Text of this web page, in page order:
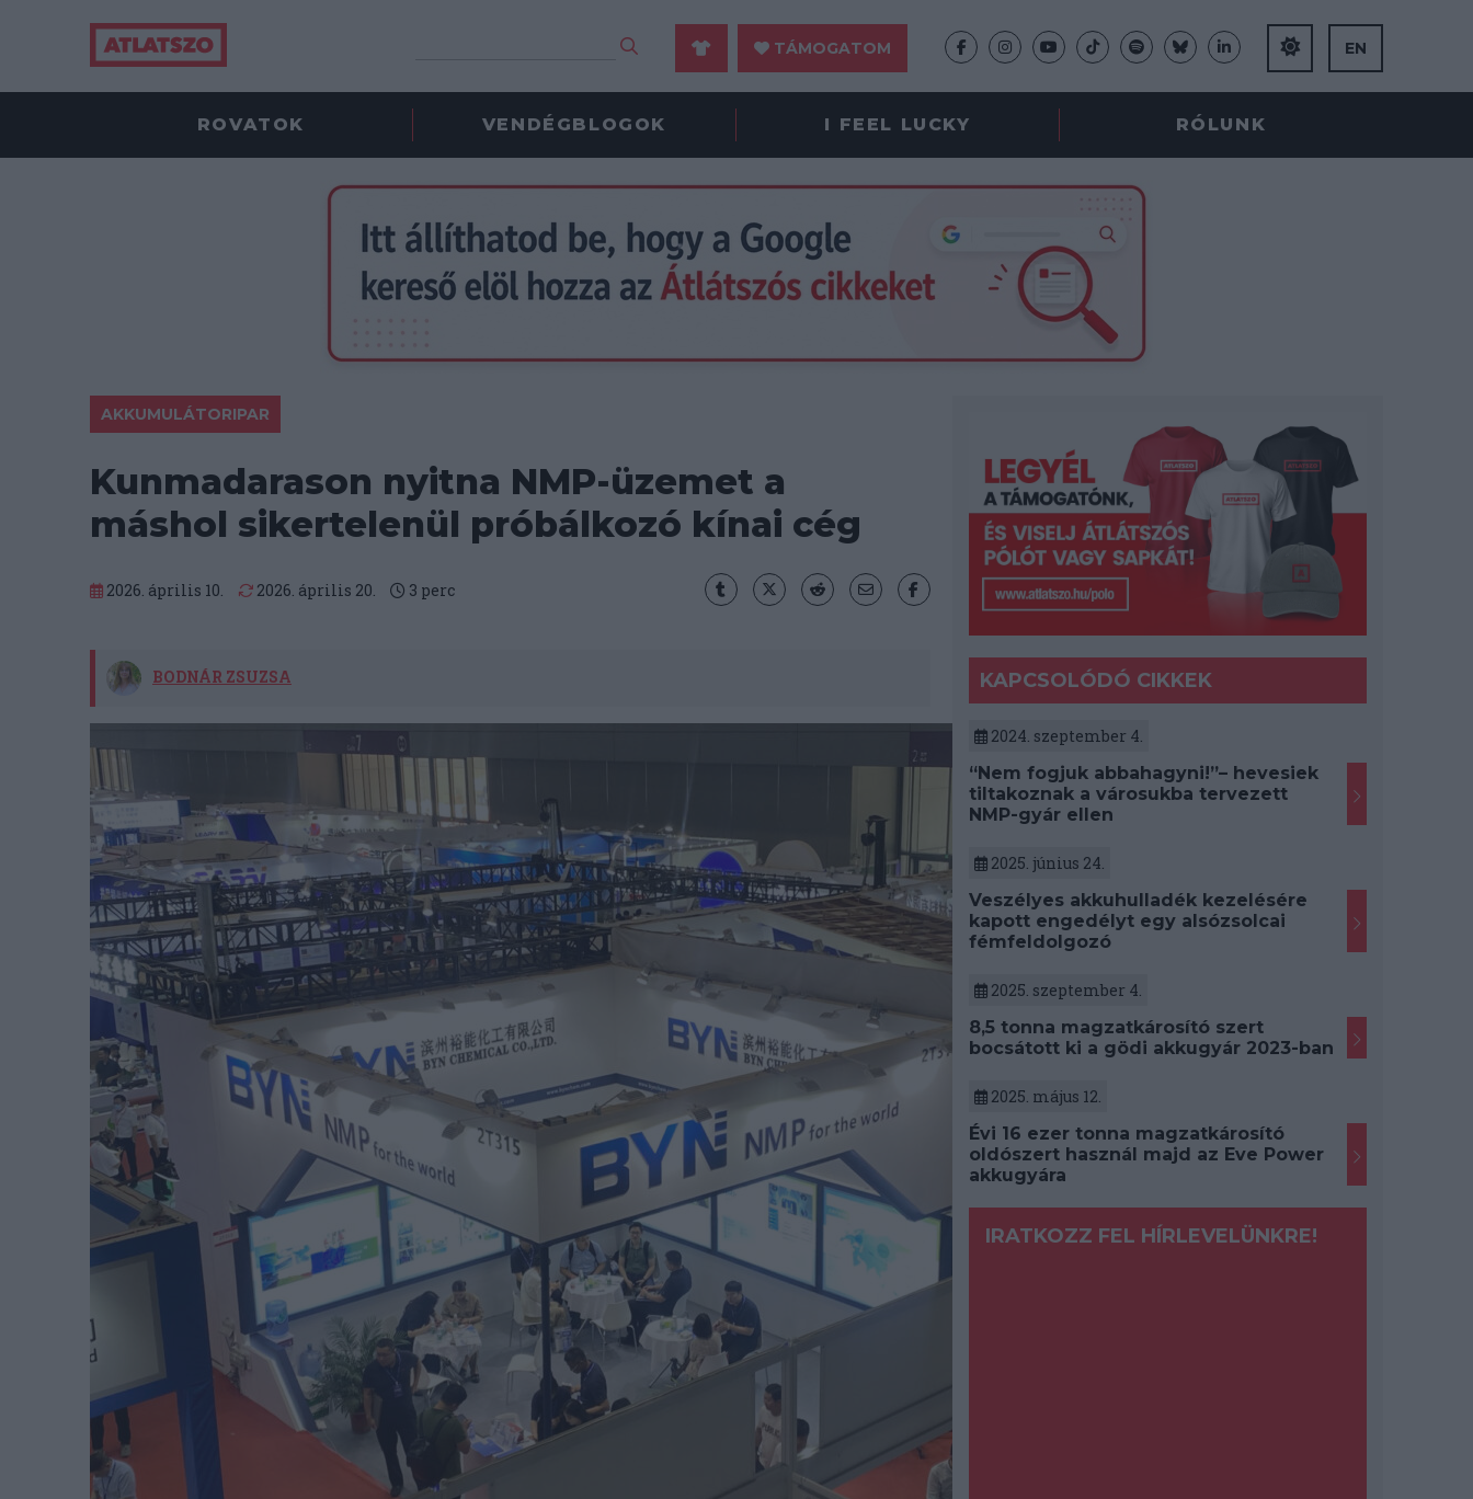
TÁMOGATOM EN
ROVATOK VENDÉGBLOGOK I FEEL LUCKY RÓLUNK
AKKUMULÁTORIPAR
Kunmadarason nyitna NMP-üzemet a
máshol sikertelenül próbálkozó kínai cég
2026. április 10. 2026. április 20. 3 perc
BODNÁR ZSUZSA KAPCSOLÓDÓ CIKKEK
2024. szeptember 4.
“Nem fogjuk abbahagyni!”– hevesiek
tiltakoznak a városukba tervezett
NMP-gyár ellen
2025. június 24.
Veszélyes akkuhulladék kezelésére
kapott engedélyt egy alsózsolcai
fémfeldolgozó
2025. szeptember 4.
8,5 tonna magzatkárosító szert
bocsátott ki a gödi akkugyár 2023-ban
2025. május 12.
Évi 16 ezer tonna magzatkárosító
oldószert használ majd az Eve Power
akkugyára
IRATKOZZ FEL HÍRLEVELÜNKRE!